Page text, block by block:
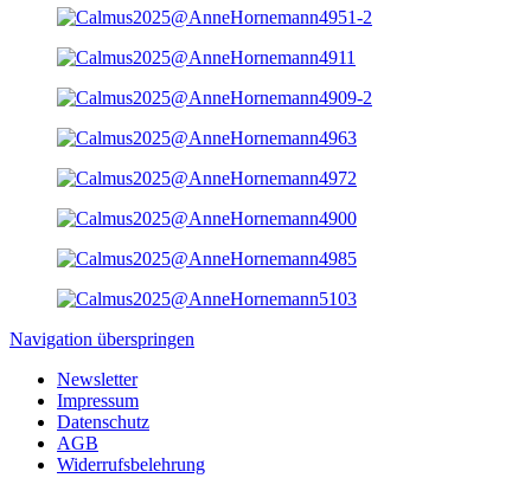
Navigation überspringen
Newsletter
Impressum
Datenschutz
AGB
Widerrufsbelehrung